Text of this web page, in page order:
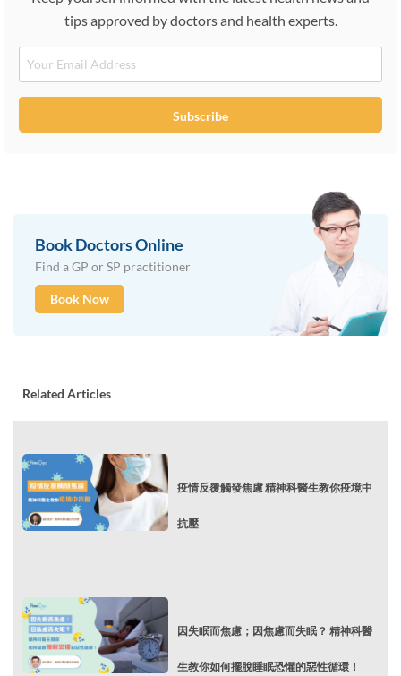
tips approved by doctors and health experts.
Email
Subscribe
Book Doctors Online
Find a GP or SP practitioner
Book Now
Related Articles
疫情反覆觸發焦慮 精神科醫生教你疫境中
抗壓
因失眠而焦慮；因焦慮而失眠？ 精神科醫
生教你如何擺脫睡眠恐懼的惡性循環！